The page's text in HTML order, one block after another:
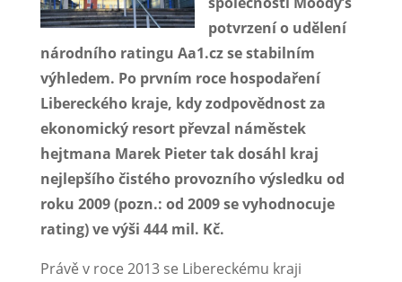
potvrzení o udělení
národního ratingu Aa1.cz se stabilním
výhledem. Po prvním roce hospodaření
Libereckého kraje, kdy zodpovědnost za
ekonomický resort převzal náměstek
hejtmana Marek Pieter tak dosáhl kraj
nejlepšího čistého provozního výsledku od
roku 2009 (pozn.: od 2009 se vyhodnocuje
rating) ve výši 444 mil. Kč.
Právě v roce 2013 se Libereckému kraji